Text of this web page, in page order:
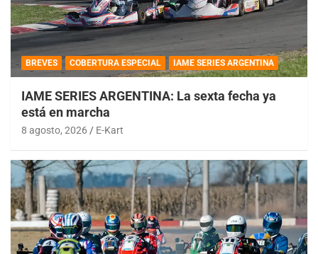
BREVES COBERTURA ESPECIAL IAME SERIES ARGENTINA
IAME SERIES ARGENTINA: La sexta fecha ya
está en marcha
8 agosto, 2026 E-Kart